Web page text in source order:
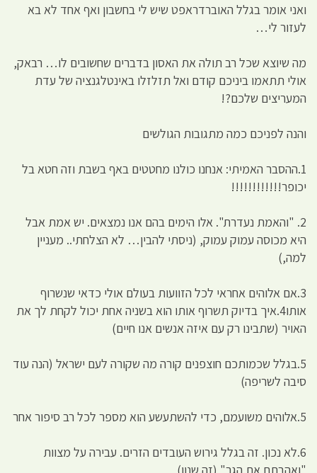
ואני אומר בגלל האוברדראפט שיש לי בחשבון ואף אחד לא בא
לעזור לי…
מה שיוצא שכל רב תולה את האסון בדברים שחשובים לו… רבאק,
אולי תתאמו ביניכם קודם ואל תזלזלו באינטלגנציה של עדת
המעריצים שלכם?!
והנה לפניכם כמה מתגובות הגולשים
1.ההסבר האמיתי: אנחנו כולנו מחטטים באף בשבת וזה חטא בל
יכופר!!!!!!!!!!!!
2. "והאמת נעדרת". אלו הימים בהם אנו נמצאים. יש אמת אבל
היא מכוסה עמוק עמוק, (ניסתי להבין… לא הצלחתי.. מעניין
למה,)
3.אם אלוהים אחראי לכל הזוועות בעולם אולי כדאי שנשרוף
אותו4.איך בדיוק תשרוף אותו הוא בשניה אחת יכול לקחת לך את
האויר (שתבינו רק עם איזה אנשים אנו חיים)
5.בגלל שכמותכם חוצפנים קורה מה שקורה לעם ישראל (הנה עוד
סיבה לשריפה)
5.אלוהים משועמם, כדי להשתעשע הוא מספר לכל רב סיפור אחר
6.לא נכון. זה בגלל גירוש העובדים הזרים. עבירה על מצוות